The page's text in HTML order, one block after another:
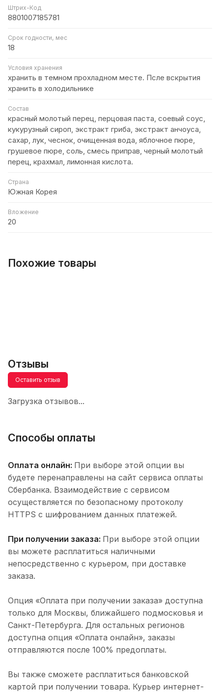
Штрих-Код
8801007185781
Срок годности, мес
18
Условия хранения
хранить в темном прохладном месте. Псле вскрытия
хранить в холодильнике
Состав
красный молотый перец, перцовая паста, соевый соус,
кукурузный сироп, экстракт гриба, экстракт анчоуса,
сахар, лук, чеснок, очищенная вода, яблочное пюре,
грушевое пюре, соль, смесь приправ, черный молотый
перец, крахмал, лимонная кислота.
Страна
Южная Корея
Вложение
20
Похожие товары
Отзывы
Оставить отзыв
Загрузка отзывов...
Способы оплаты
Оплата онлайн: При выборе этой опции вы
будете перенаправлены на сайт сервиса оплаты
Сбербанка. Взаимодействие с сервисом
осуществляется по безопасному протоколу
HTTPS с шифрованием данных платежей.
При получении заказа: При выборе этой опции
вы можете расплатиться наличными
непосредственно с курьером, при доставке
заказа.
Опция «Оплата при получении заказа» доступна
только для Москвы, ближайшего подмосковья и
Санкт-Петербурга. Для остальных регионов
доступна опция «Оплата онлайн», заказы
отправляются после 100% предоплаты.
Вы также сможете расплатиться банковской
картой при получении товара. Курьер интернет-